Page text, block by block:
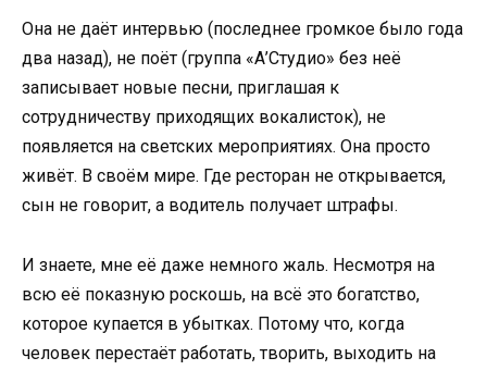
Она не даёт интервью (последнее громкое было года
два назад), не поёт (группа «А’Студио» без неё
записывает новые песни, приглашая к
сотрудничеству приходящих вокалисток), не
появляется на светских мероприятиях. Она просто
живёт. В своём мире. Где ресторан не открывается,
сын не говорит, а водитель получает штрафы.
И знаете, мне её даже немного жаль. Несмотря на
всю её показную роскошь, на всё это богатство,
которое купается в убытках. Потому что, когда
человек перестаёт работать, творить, выходить на